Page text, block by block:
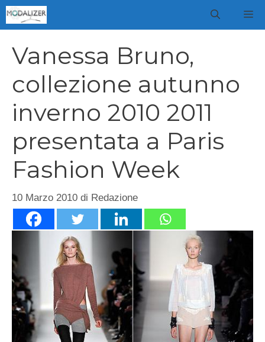
Vai
al
Vanessa Bruno,
collezione autunno
inverno 2010 2011
presentata a Paris
Fashion Week
10 Marzo 2010 di Redazione